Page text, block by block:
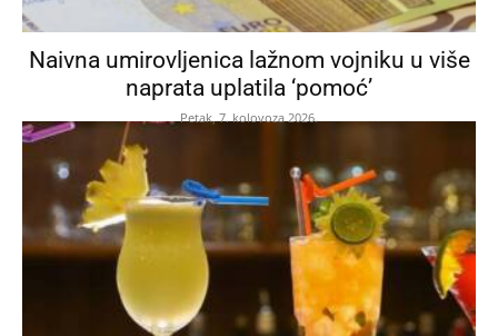
Naivna umirovljenica lažnom vojniku u više
naprata uplatila ‘pomoć’
Petak, 7. kolovoza 2026.